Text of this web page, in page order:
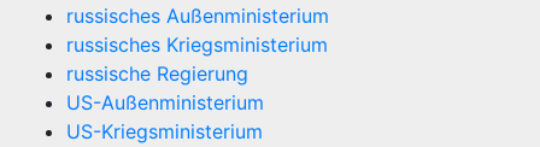
russisches Außenministerium
russisches Kriegsministerium
russische Regierung
US-Außenministerium
US-Kriegsministerium